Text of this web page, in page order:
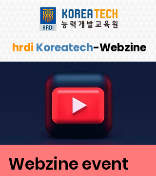
hrdi Koreatech-Webzine
Webzine event